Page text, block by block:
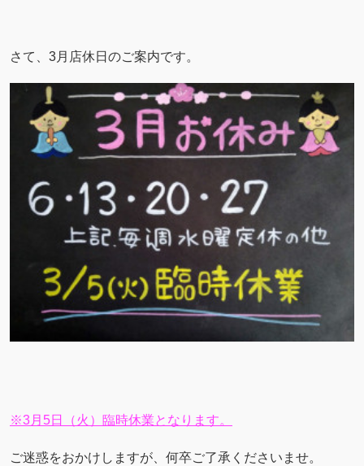
さて、3月店休日のご案内です。
※3月5日（火）臨時休業となります。
ご迷惑をおかけしますが、何卒ご了承くださいませ。